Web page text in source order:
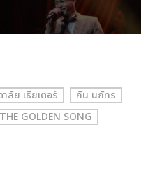
ลัย เธียเตอร์
กัน นภัทร
THE GOLDEN SONG